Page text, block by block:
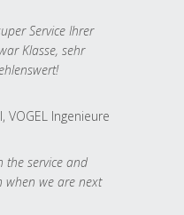
Service Ihrer
Klasse, sehr
VOGEL Ingenieure
the service and
when we are next